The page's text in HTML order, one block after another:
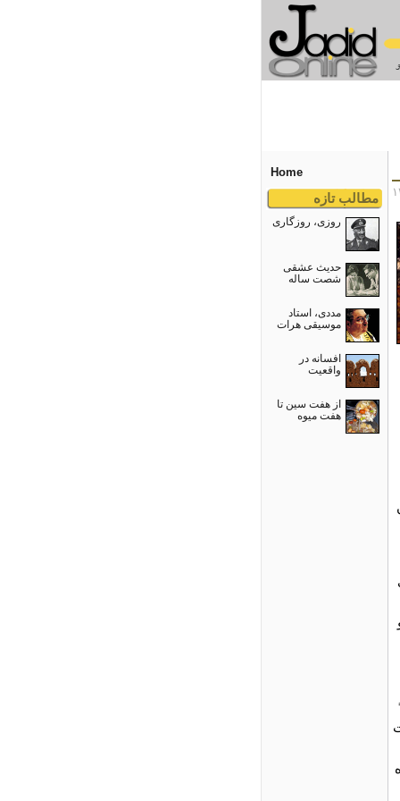
Home
مطالب تازه
روزی، روزگاری
حدیث عشقی
شصت ساله
مددی، استاد
موسیقی هرات
افسانه در
واقعیت
از هفت سین تا
هفت میوه